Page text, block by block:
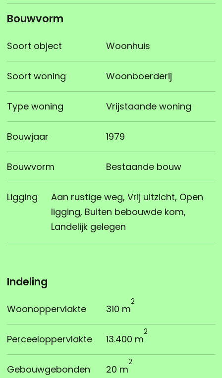
Bouwvorm
Soort object Woonhuis
Soort woning Woonboerderij
Type woning Vrijstaande woning
Bouwjaar 1979
Bouwvorm Bestaande bouw
Ligging
Aan rustige weg, Vrij uitzicht, Open
ligging, Buiten bebouwde kom,
Landelijk gelegen
Indeling
Woonoppervlakte 310 m
2
Perceeloppervlakte 13.400 m
2
Gebouwgebonden
20 m
2